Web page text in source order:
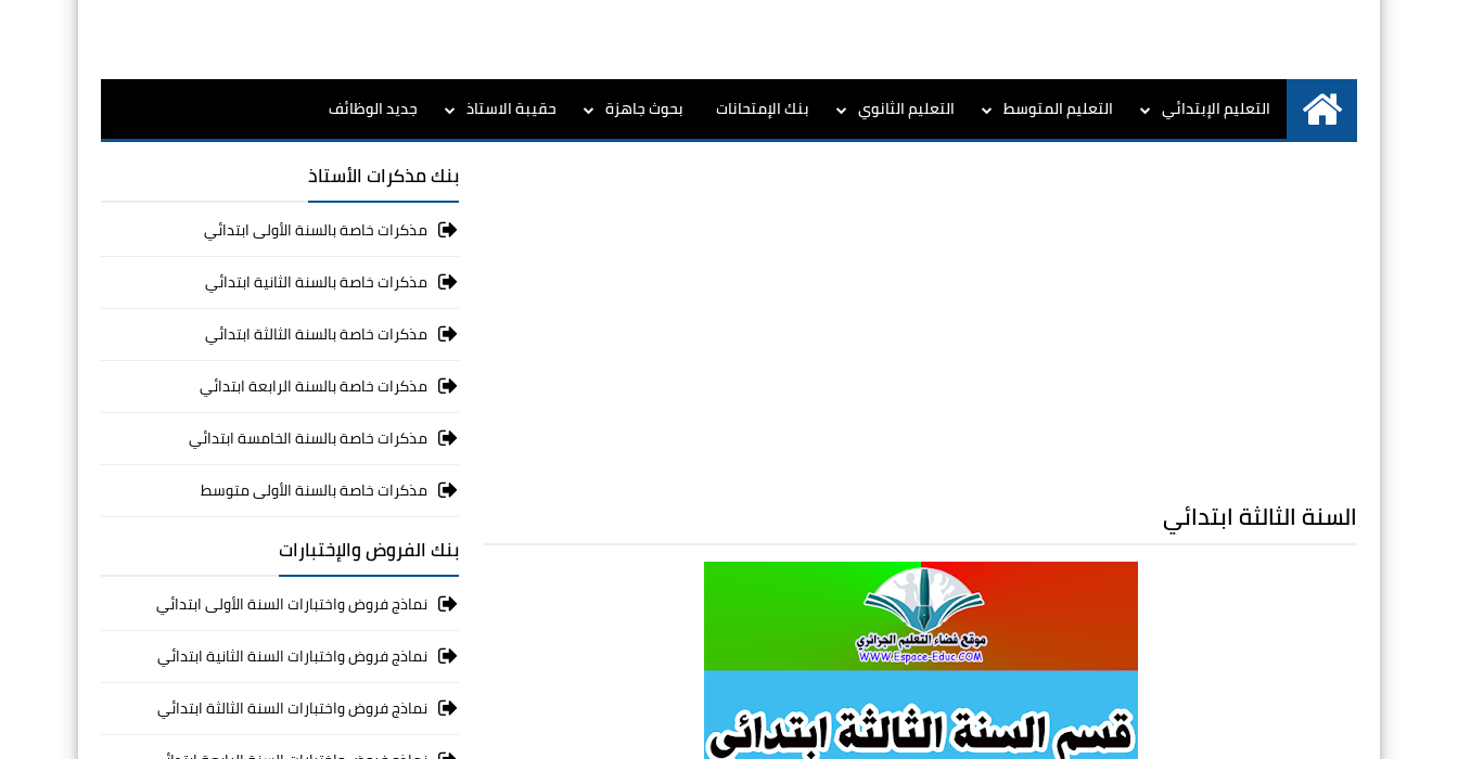
الرئيسية
التعليم الإبتدائي التعليم المتوسط التعليم الثانوي بنك الإمتحانات بحوث جاهزة حقيبة الاستاذ جديد الوظائف
السنة الثالثة ابتدائي
بنك مذكرات الأستاذ
مذكرات خاصة بالسنة الأولى ابتدائي
مذكرات خاصة بالسنة الثانية ابتدائي
مذكرات خاصة بالسنة الثالثة ابتدائي
مذكرات خاصة بالسنة الرابعة ابتدائي
مذكرات خاصة بالسنة الخامسة ابتدائي
مذكرات خاصة بالسنة الأولى متوسط
بنك الفروض والإختبارات
نماذج فروض واختبارات السنة الأولى ابتدائي
نماذج فروض واختبارات السنة الثانية ابتدائي
نماذج فروض واختبارات السنة الثالثة ابتدائي